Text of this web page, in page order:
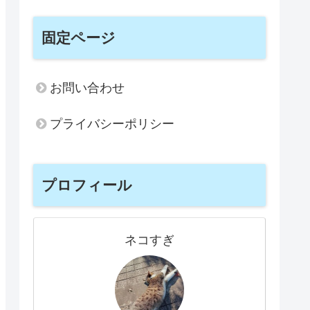
固定ページ
お問い合わせ
プライバシーポリシー
プロフィール
ネコすぎ